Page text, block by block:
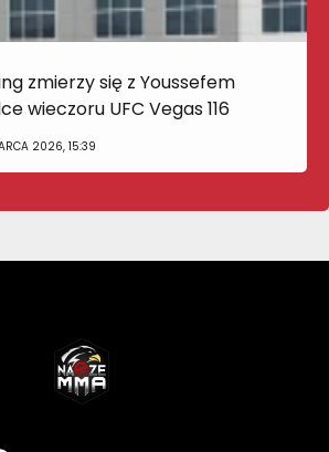
zmierzy się z Youssefem
wieczoru UFC Vegas 116
2026, 15:39